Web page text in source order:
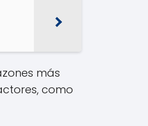
más
como